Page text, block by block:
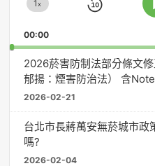
Change
Rate
1x
Skip
00:00
2026菸害防制法部分條文
郁揚：煙害防治法） 含
2026-02-21
台北市長蔣萬安無菸城市
嗎?
2026-02-04